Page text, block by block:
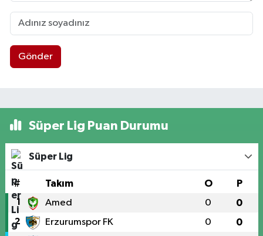
Gönder
Süper Lig Puan Durumu
Süper Lig
# Takım O P
1 Amed 0 0
2 Erzurumspor FK 0 0